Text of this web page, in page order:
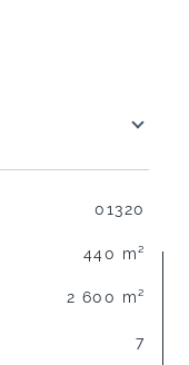
01320
440 m²
2 600 m²
7